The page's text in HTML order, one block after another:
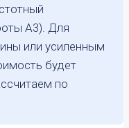
А3). Для
или усиленным
будет
по